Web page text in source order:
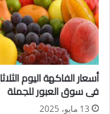
وفي إطار دعم بيئة
لنمو الشركات الناشئة.
وتطرق اللقاء كذلك
فى سوق العبور للجملة
13 مايو، 2025